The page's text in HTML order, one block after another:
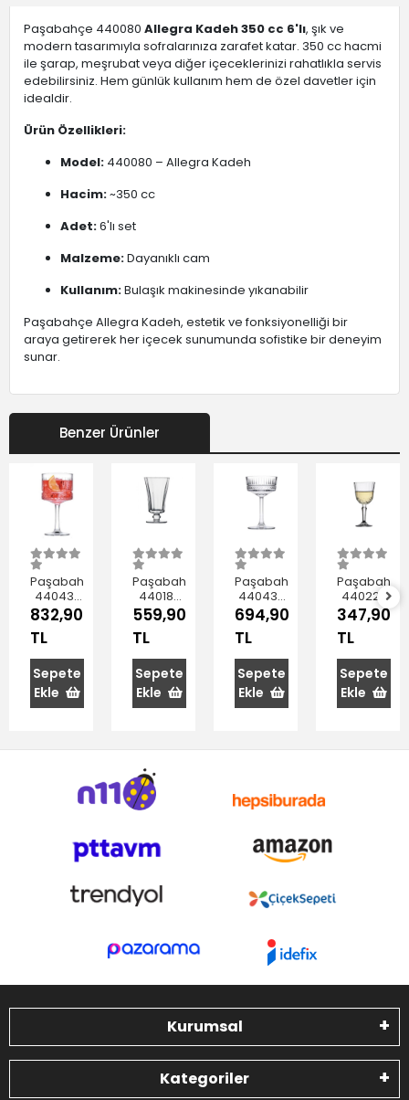
Paşabahçe 440080 Allegra Kadeh 350 cc 6'lı, şık ve
modern tasarımıyla sofralarınıza zarafet katar. 350 cc hacmi
ile şarap, meşrubat veya diğer içeceklerinizi rahatlıkla servis
edebilirsiniz. Hem günlük kullanım hem de özel davetler için
idealdir.
Ürün Özellikleri:
Model: 440080 – Allegra Kadeh
Hacim:~350 cc
Adet:6'lı set
Malzeme:Dayanıklı cam
Kullanım:Bulaşık makinesinde yıkanabilir
Paşabahçe Allegra Kadeh, estetik ve fonksiyonelliği bir
araya getirerek her içecek sunumunda sofistike bir deneyim
sunar.
Benzer Ürünler
Paşabahçe
440437
Elysia
Kadeh
500 cc
4'lü
832,90
TL
Sepete
Ekle
Paşabahçe
440186
Diamond
Kahve
Yanı Su
Bardağı
120 cc 6'lı
559,90
TL
Sepete
Ekle
Paşabahçe
440436
Elysia
Ayaklı
Şampanya
Kadehi
260 cc
4'lü
694,90
TL
Sepete
Ekle
Paşabahçe
440220
Diony
Ayaklı
Şarap
Kadehi
230 cc
3'lü
347,90
TL
Sepete
Ekle
Kurumsal
Kategoriler